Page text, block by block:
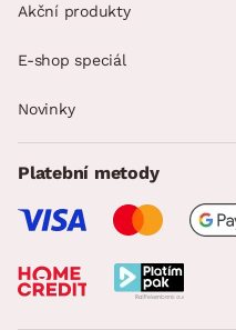
Akční produkty
E-shop speciál
Novinky
Platební metody